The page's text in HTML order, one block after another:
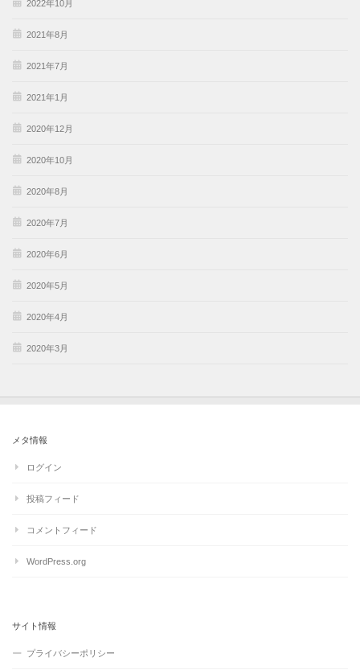
2022年10月
2021年8月
2021年7月
2021年1月
2020年12月
2020年10月
2020年8月
2020年7月
2020年6月
2020年5月
2020年4月
2020年3月
メタ情報
ログイン
投稿フィード
コメントフィード
WordPress.org
サイト情報
プライバシーポリシー